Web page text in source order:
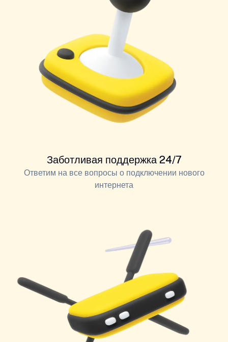
Заботливая поддержка 24/7
Ответим на все вопросы о подключении нового
интернета